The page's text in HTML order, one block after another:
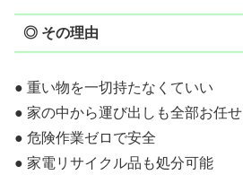
◎ その理由
● 重い物を一切持たなくていい
● 家の中から運び出しも全部お任せ
● 危険作業ゼロで安全
● 家電リサイクル品も処分可能